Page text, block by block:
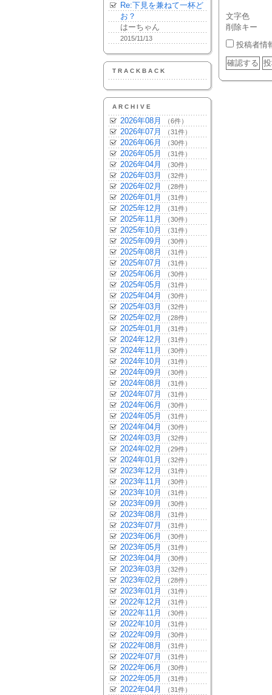
Re:下見を兼ねて一杯ど
お？
はーちゃん
2015/11/13
TRACKBACK
ARCHIVE
2026年08月 （6件）
2026年07月 （31件）
2026年06月 （30件）
2026年05月 （31件）
2026年04月 （30件）
2026年03月 （32件）
2026年02月 （28件）
2026年01月 （31件）
2025年12月 （31件）
2025年11月 （30件）
2025年10月 （31件）
2025年09月 （30件）
2025年08月 （31件）
2025年07月 （31件）
2025年06月 （30件）
2025年05月 （31件）
2025年04月 （30件）
2025年03月 （32件）
2025年02月 （28件）
2025年01月 （31件）
2024年12月 （31件）
2024年11月 （30件）
2024年10月 （31件）
2024年09月 （30件）
2024年08月 （31件）
2024年07月 （31件）
2024年06月 （30件）
2024年05月 （31件）
2024年04月 （30件）
2024年03月 （32件）
2024年02月 （29件）
2024年01月 （32件）
2023年12月 （31件）
2023年11月 （30件）
2023年10月 （31件）
2023年09月 （30件）
2023年08月 （31件）
2023年07月 （31件）
2023年06月 （30件）
2023年05月 （31件）
2023年04月 （30件）
2023年03月 （32件）
2023年02月 （28件）
2023年01月 （31件）
2022年12月 （31件）
2022年11月 （30件）
2022年10月 （31件）
2022年09月 （30件）
2022年08月 （31件）
2022年07月 （31件）
2022年06月 （30件）
2022年05月 （31件）
2022年04月 （31件）
文字色
削除キー
投稿者情